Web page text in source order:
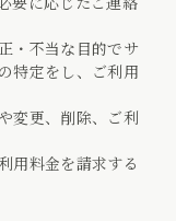
・不当な目的でサ
特定をし、ご利用
変更、削除、ご利
用料金を請求する